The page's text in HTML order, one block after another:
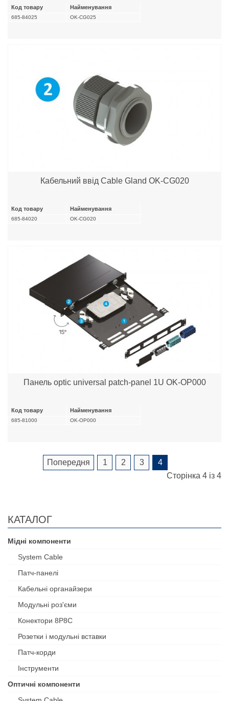
Код товару Найменування
685-84025 OK-CG025
Кабельний ввід Cable Gland OK-CG020
Код товару Найменування
685-84020 OK-CG020
Панель optic universal patch-panel 1U OK-OP000
Код товару Найменування
685-81000 OK-OP000
Попередня 1 2 3
4
Сторінка 4 із 4
КАТАЛОГ
Мідні компоненти
System Cable
Патч-панелі
Кабельні органайзери
Модульні роз'єми
Конектори 8P8C
Розетки і модульні вставки
Патч-корди
Інструменти
Оптичні компоненти